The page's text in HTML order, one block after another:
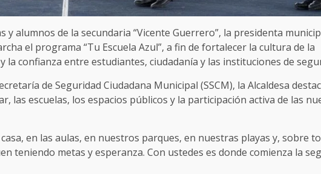
y alumnos de la secundaria “Vicente Guerrero”, la presidenta
el programa “Tu Escuela Azul”, a fin de fortalecer la cultura de la
la confianza entre estudiantes, ciudadanía y las instituciones de
de Seguridad Ciudadana Municipal (SSCM), la Alcaldesa
las escuelas, los espacios públicos y la participación activa de las
en las aulas, en nuestros parques, en nuestras playas y, sobre
teniendo metas y esperanza. Con ustedes es donde comienza la